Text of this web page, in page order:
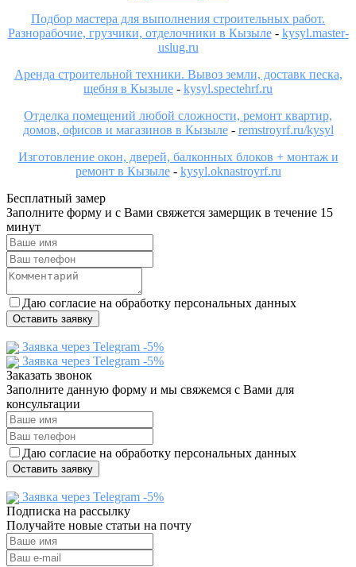
Подбор мастера для выполнения строительных работ.
Разнорабочие, грузчики, отделочники в Кызыле- kysyl.master-
uslug.ru
Аренда строительной техники. Вывоз земли, доставк песка,
щебня в Кызыле - kysyl.spectehrf.ru
Отделка помещений любой сложности, ремонт квартир,
домов, офисов и магазинов в Кызыле- remstroyrf.ru/kysyl
Изготовление окон, дверей, балконных блоков + монтаж и
ремонт в Кызыле- kysyl.oknastroyrf.ru
Бесплатный замер
Заполните форму и с Вами свяжется замерщик в течение 15
минут
Даю согласие на обработку персональных данных
Оставить заявку
Заявка через Telegram -5%
Заявка через Telegram -5%
Заказать звонок
Заполните данную форму и мы свяжемся с Вами для
консультации
Даю согласие на обработку персональных данных
Оставить заявку
Заявка через Telegram -5%
Подписка на рассылку
Получайте новые статьи на почту